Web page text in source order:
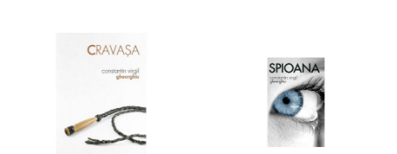
27 28